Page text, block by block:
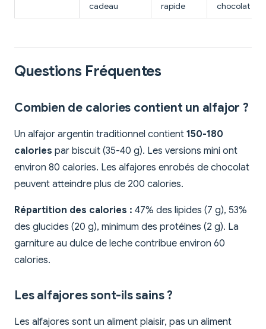
cadeau
rapide
chocolat
Questions Fréquentes
Combien de calories contient un alfajor ?
Un alfajor argentin traditionnel contient 150-180
calories par biscuit (35-40 g). Les versions mini ont
environ 80 calories. Les alfajores enrobés de chocolat
peuvent atteindre plus de 200 calories.
Répartition des calories : 47% des lipides (7 g), 53%
des glucides (20 g), minimum des protéines (2 g). La
garniture au dulce de leche contribue environ 60
calories.
Les alfajores sont-ils sains ?
Les alfajores sont un aliment plaisir, pas un aliment